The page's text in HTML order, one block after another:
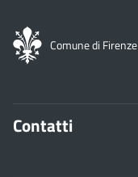
Comune di Firenze
Contatti